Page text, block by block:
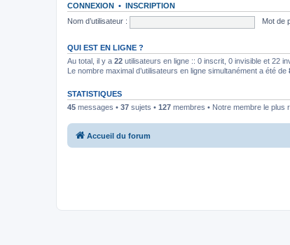
CONNEXION • INSCRIPTION
Nom d’utilisateur :
Mot de
QUI EST EN LIGNE ?
Au total, il y a 22 utilisateurs en ligne :: 0 inscrit, 0 invisible et 22
Le nombre maximal d’utilisateurs en ligne simultanément a été de
STATISTIQUES
45 messages • 37 sujets • 127 membres • Notre membre le plus
Accueil du forum